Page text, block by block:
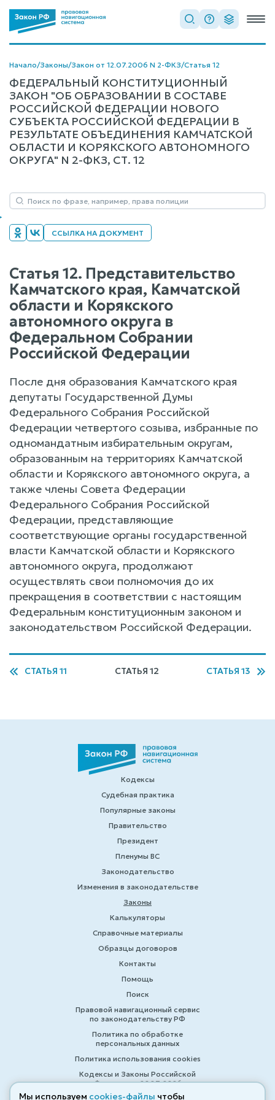
Начало/Законы/Закон от 12.07.2006 N 2-ФКЗ/Статья 12
ФЕДЕРАЛЬНЫЙ КОНСТИТУЦИОННЫЙ
ЗАКОН "ОБ ОБРАЗОВАНИИ В СОСТАВЕ
РОССИЙСКОЙ ФЕДЕРАЦИИ НОВОГО
СУБЪЕКТА РОССИЙСКОЙ ФЕДЕРАЦИИ В
РЕЗУЛЬТАТЕ ОБЪЕДИНЕНИЯ КАМЧАТСКОЙ
ОБЛАСТИ И КОРЯКСКОГО АВТОНОМНОГО
ОКРУГА" N 2-ФКЗ, СТ. 12
ССЫЛКА НА ДОКУМЕНТ
Статья 12. Представительство
Камчатского края, Камчатской
области и Корякского
автономного округа в
Федеральном Собрании
Российской Федерации
После дня образования Камчатского края
депутаты Государственной Думы
Федерального Собрания Российской
Федерации четвертого созыва, избранные по
одномандатным избирательным округам,
образованным на территориях Камчатской
области и Корякского автономного округа, а
также члены Совета Федерации
Федерального Собрания Российской
Федерации, представляющие
соответствующие органы государственной
власти Камчатской области и Корякского
автономного округа, продолжают
осуществлять свои полномочия до их
прекращения в соответствии с настоящим
Федеральным конституционным законом и
законодательством Российской Федерации.
СТАТЬЯ 11 СТАТЬЯ 12 СТАТЬЯ 13
Кодексы
Судебная практика
Популярные законы
Правительство
Президент
Пленумы ВС
Законодательство
Изменения в законодательстве
Законы
Калькуляторы
Справочные материалы
Образцы договоров
Контакты
Помощь
Поиск
Правовой навигационный сервис
по законодательству РФ
Политика по обработке
персональных данных
Политика использования cookies
Кодексы и Законы Российской
Федерации 2007-2026
Мы используем cookies-файлы чтобы